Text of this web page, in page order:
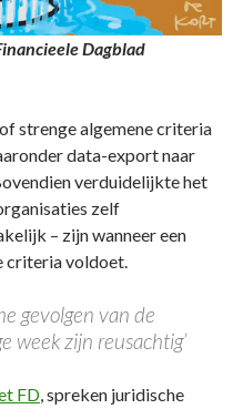
Dagblad
strenge algemene criteria
data-export naar
verduidelijkte het
zelf
– zijn wanneer een
criteria voldoet.
gevolgen van de
week zijn reusachtig’
FD, spreken juridische